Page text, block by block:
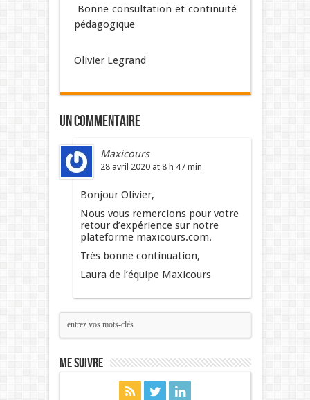
Bonne consultation et continuité
pédagogique
Olivier Legrand
Un commentaire
Maxicours
28 avril 2020 at 8 h 47 min
Bonjour Olivier,
Nous vous remercions pour votre
retour d’expérience sur notre
plateforme maxicours.com.
Très bonne continuation,
Laura de l’équipe Maxicours
Me suivre